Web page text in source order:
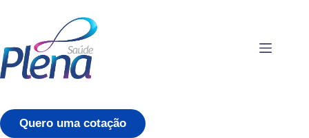
conteúdo
Quero uma cotação